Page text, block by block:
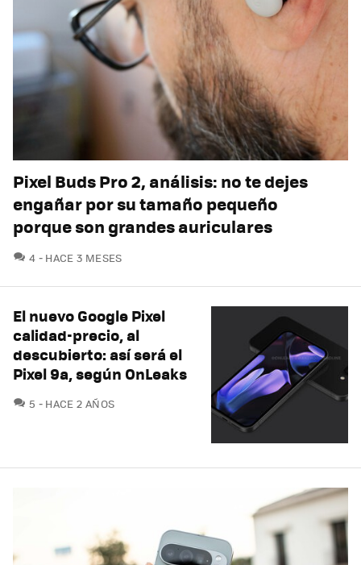
Pixel Buds Pro 2, análisis: no te dejes
engañar por su tamaño pequeño
porque son grandes auriculares
4 COMENTARIOS
HACE 3 MESES
El nuevo Google Pixel
calidad-precio, al
descubierto: así será el
Pixel 9a, según OnLeaks
5 COMENTARIOS
HACE 2 AÑOS